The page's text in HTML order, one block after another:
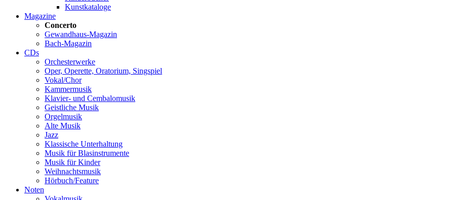
Kunstkataloge
Magazine
Concerto
Gewandhaus-Magazin
Bach-Magazin
CDs
Orchesterwerke
Oper, Operette, Oratorium, Singspiel
Vokal/Chor
Kammermusik
Klavier- und Cembalomusik
Geistliche Musik
Orgelmusik
Alte Musik
Jazz
Klassische Unterhaltung
Musik für Blasinstrumente
Musik für Kinder
Weihnachtsmusik
Hörbuch/Feature
Noten